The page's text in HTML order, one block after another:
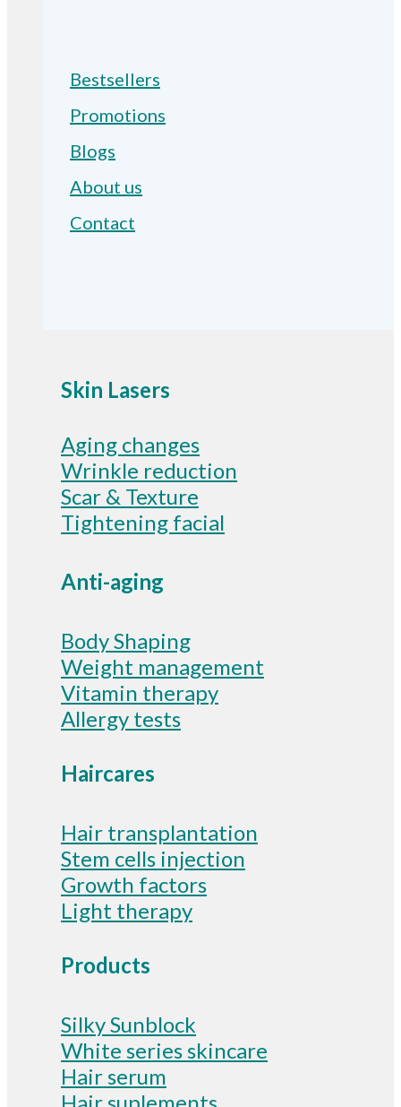
Bestsellers
Promotions
Blogs
About us
Contact
Skin Lasers
Aging changes
Wrinkle reduction
Scar & Texture
Tightening facial
Anti-aging
Body Shaping
Weight management
Vitamin therapy
Allergy tests
Haircares
Hair transplantation
Stem cells injection
Growth factors
Light therapy
Products
Silky Sunblock
White series skincare
Hair serum
Hair suplements